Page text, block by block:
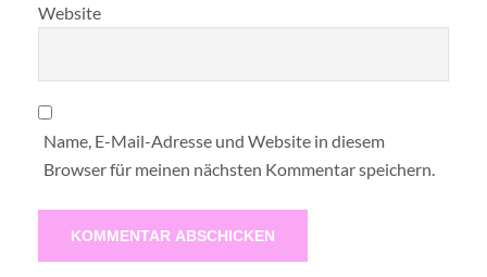
Website
Name, E-Mail-Adresse und Website in diesem
Browser für meinen nächsten Kommentar speichern.